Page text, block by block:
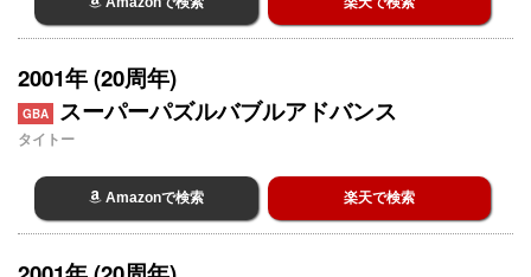
2001年 (20周年)
GBA スーパーパズルバブルアドバンス
タイトー
Amazonで検索 楽天で検索